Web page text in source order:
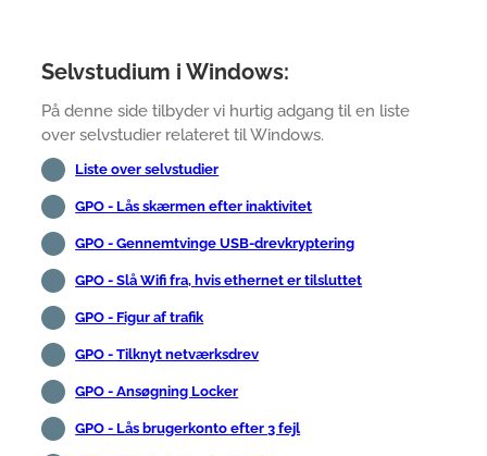
Selvstudium i Windows:
På denne side tilbyder vi hurtig adgang til en liste
over selvstudier relateret til Windows.
Liste over selvstudier
GPO - Lås skærmen efter inaktivitet
GPO - Gennemtvinge USB-drevkryptering
GPO - Slå Wifi fra, hvis ethernet er tilsluttet
GPO - Figur af trafik
GPO - Tilknyt netværksdrev
GPO - Ansøgning Locker
GPO - Lås brugerkonto efter 3 fejl